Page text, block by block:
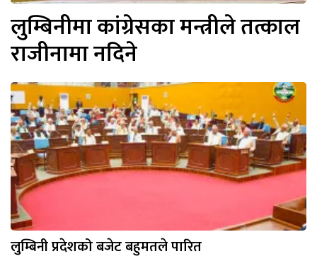
लुम्बिनीमा कांग्रेसका मन्त्रीले तत्काल
राजीनामा नदिने
लुम्बिनी प्रदेशको बजेट बहुमतले पारित